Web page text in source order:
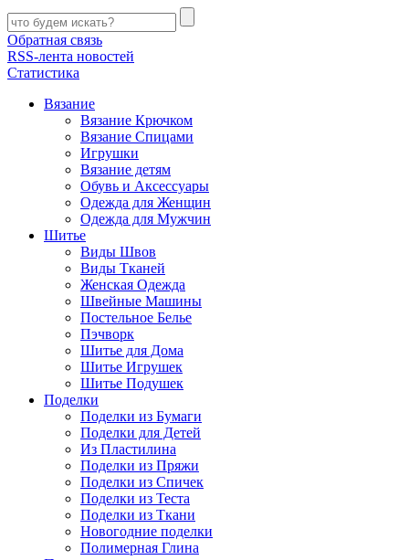
Обратная связь
RSS-лента новостей
Статистика
Вязание
Вязание Крючком
Вязание Спицами
Игрушки
Вязание детям
Обувь и Аксессуары
Одежда для Женщин
Одежда для Мужчин
Шитье
Виды Швов
Виды Тканей
Женская Одежда
Швейные Машины
Постельное Белье
Пэчворк
Шитье для Дома
Шитье Игрушек
Шитье Подушек
Поделки
Поделки из Бумаги
Поделки для Детей
Из Пластилина
Поделки из Пряжи
Поделки из Спичек
Поделки из Теста
Поделки из Ткани
Новогодние поделки
Полимерная Глина